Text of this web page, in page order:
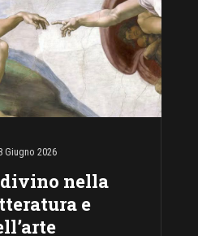
Giugno 2026
nella
e